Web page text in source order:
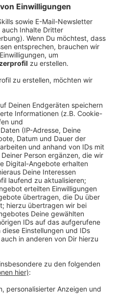
mit Zucchini"
geschnitten
Salz, Pfeffer